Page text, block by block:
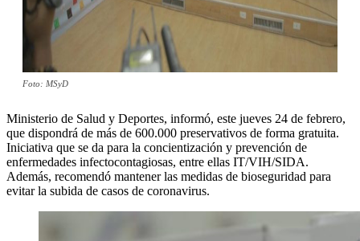
Foto: MSyD
Ministerio de Salud y Deportes, informó, este jueves 24 de febrero,
que dispondrá de más de 600.000 preservativos de forma gratuita.
Iniciativa que se da para la concientización y prevención de
enfermedades infectocontagiosas, entre ellas IT/VIH/SIDA.
Además, recomendó mantener las medidas de bioseguridad para
evitar la subida de casos de coronavirus.